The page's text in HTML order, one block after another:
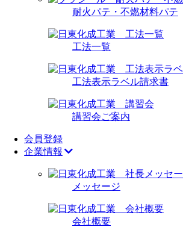
耐火パテ・不燃材料パテ
工法一覧
工法表示ラベル請求書
講習会ご案内
会員登録
企業情報
メッセージ
会社概要